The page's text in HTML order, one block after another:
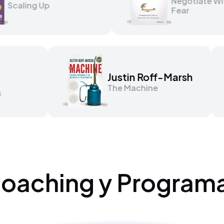
Justin Roff-Marsh
The Machine
y